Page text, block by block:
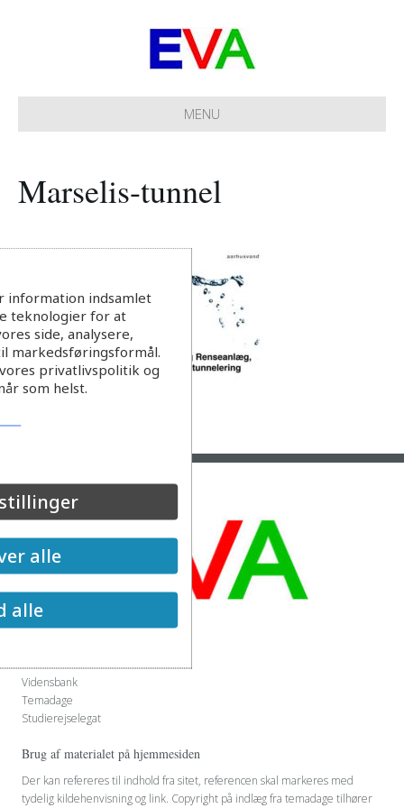
MENU
Marselis-tunnel
Genvej
Cookies
Vidensbank
Temadage
Studierejselegat
Brug af materialet på hjemmesiden
Der kan refereres til indhold fra sitet, referencen skal markeres med
tydelig kildehenvisning og link. Copyright på indlæg fra temadage tilhører
information indsamlet
teknologier for at
side, analysere,
markedsføringsformål.
privatlivspolitik og
som helst.
alle
alle